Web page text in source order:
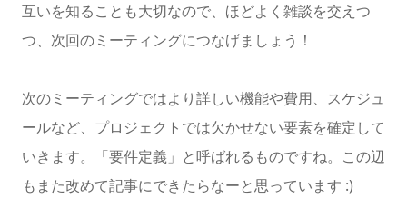
互いを知ることも大切なので、ほどよく雑談を交えつ
つ、次回のミーティングにつなげましょう！
次のミーティングではより詳しい機能や費用、スケジュ
ールなど、プロジェクトでは欠かせない要素を確定して
いきます。「要件定義」と呼ばれるものですね。この辺
もまた改めて記事にできたらなーと思っています :)